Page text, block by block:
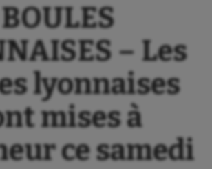
BOULES
– Les
lyonnaises
mises à
ce samedi